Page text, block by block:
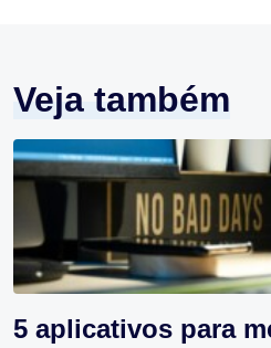
Veja também
5 aplicativos para